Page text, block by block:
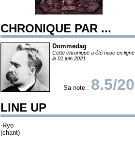
CHRONIQUE PAR ...
Dommedag
Cette chronique a été mise en ligne
le 01 juin 2021
Sa note : 8.5/20
LINE UP
-Ryo
(chant)